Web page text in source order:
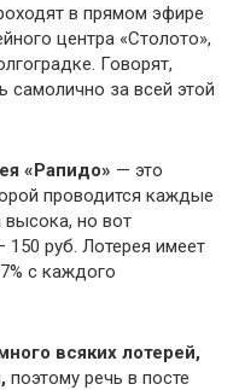
в прямом эфире
центра «Столото»,
Говорят,
самолично за всей этой
«Рапидо» — это
проводится каждые
высока, но вот
150 руб. Лотерея имеет
с каждого
всяких лотерей,
поэтому речь в посте